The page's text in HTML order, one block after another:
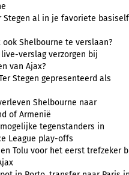
Stegen al in je favoriete basiself
ook Shelbourne te verslaan?
verslag verzorgen bij
van Ajax?
Stegen gepresenteerd als
Shelbourne naar
of Armenië
tegenstanders in
League play-offs
Tolu voor het eerst trefzeker